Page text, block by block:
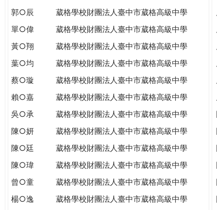
郭○辰 葳格學校財團法人臺中市葳格高級中學
單○偉
葳格學校財團法人臺中市葳格高級中學
黃○翔
葳格學校財團法人臺中市葳格高級中學
葉○均
葳格學校財團法人臺中市葳格高級中學
蔡○璇
葳格學校財團法人臺中市葳格高級中學
賴○嘉
葳格學校財團法人臺中市葳格高級中學
吳○承
葳格學校財團法人臺中市葳格高級中學
陳○妍
葳格學校財團法人臺中市葳格高級中學
陳○廷
葳格學校財團法人臺中市葳格高級中學
陳○瑋
葳格學校財團法人臺中市葳格高級中學
曾○童
葳格學校財團法人臺中市葳格高級中學
楊○逸
葳格學校財團法人臺中市葳格高級中學